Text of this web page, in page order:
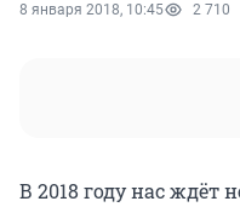
среди которых —